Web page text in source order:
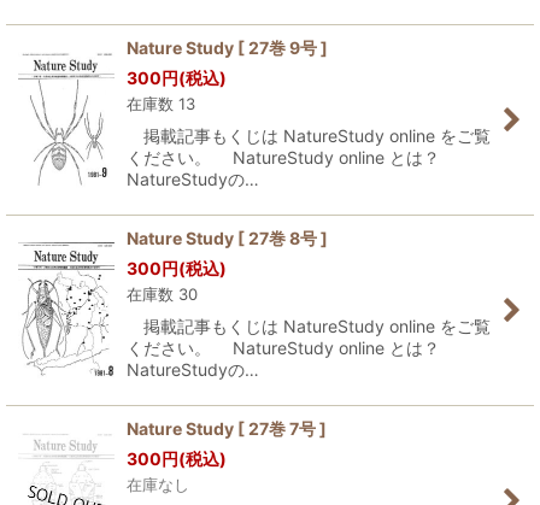
Nature Study [ 27巻 9号 ]
300円(税込)
在庫数 13
掲載記事もくじは NatureStudy online をご覧
ください。 NatureStudy online とは？
NatureStudyの…
Nature Study [ 27巻 8号 ]
300円(税込)
在庫数 30
掲載記事もくじは NatureStudy online をご覧
ください。 NatureStudy online とは？
NatureStudyの…
Nature Study [ 27巻 7号 ]
300円(税込)
在庫なし